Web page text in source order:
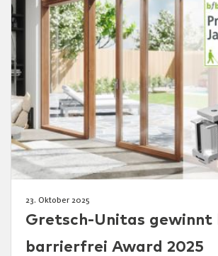
23. Oktober 2025
Gretsch-Unitas gewinnt
barrierfrei Award 2025